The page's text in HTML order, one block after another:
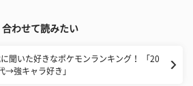
合わせて読みたい
聞いた好きなポケモンランキング！ 「20
→強キャラ好き」